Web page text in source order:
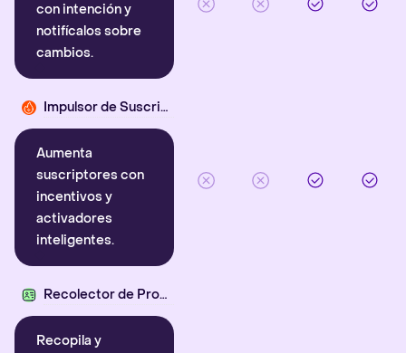
con intención y
notifícalos sobre
cambios.
Impulsor de Suscriptores
Aumenta
suscriptores con
incentivos y
activadores
inteligentes.
Recolector de Propiedades
Recopila y